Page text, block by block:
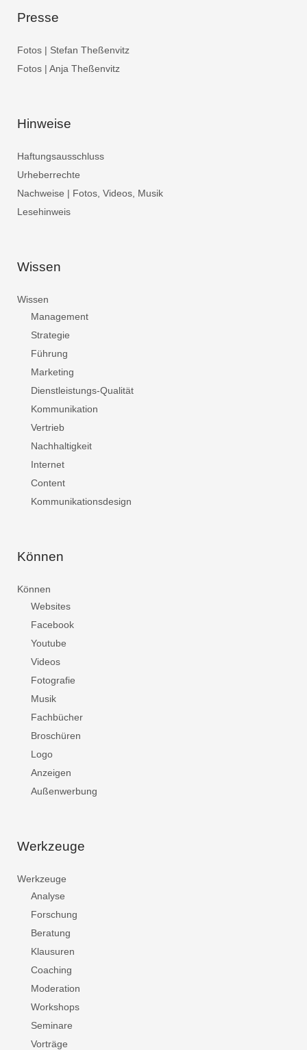
Presse
Fotos | Stefan Theßenvitz
Fotos | Anja Theßenvitz
Hinweise
Haftungsausschluss
Urheberrechte
Nachweise | Fotos, Videos, Musik
Lesehinweis
Wissen
Wissen
Management
Strategie
Führung
Marketing
Dienstleistungs-Qualität
Kommunikation
Vertrieb
Nachhaltigkeit
Internet
Content
Kommunikationsdesign
Können
Können
Websites
Facebook
Youtube
Videos
Fotografie
Musik
Fachbücher
Broschüren
Logo
Anzeigen
Außenwerbung
Werkzeuge
Werkzeuge
Analyse
Forschung
Beratung
Klausuren
Coaching
Moderation
Workshops
Seminare
Vorträge